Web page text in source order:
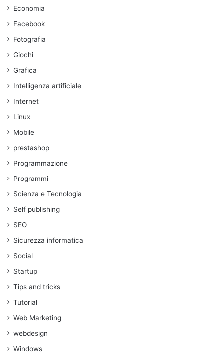
Economia
Facebook
Fotografia
Giochi
Grafica
Intelligenza artificiale
Internet
Linux
Mobile
prestashop
Programmazione
Programmi
Scienza e Tecnologia
Self publishing
SEO
Sicurezza informatica
Social
Startup
Tips and tricks
Tutorial
Web Marketing
webdesign
Windows